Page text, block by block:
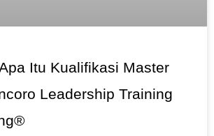
Itu Kualifikasi Master
Leadership Training